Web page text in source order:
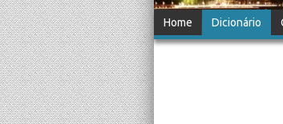
Home Dicionário